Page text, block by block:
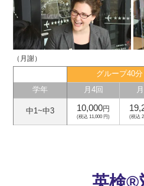
（月謝）
グループ40分
学年
月4回
中1~中3 10,000円
(税込 11,000 円) (税込
英検®